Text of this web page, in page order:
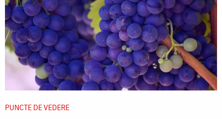
PUNCTE DE VEDERE